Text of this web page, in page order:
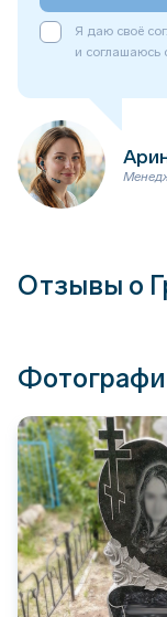
Я даю своё
и соглашаюсь
Отзывы о